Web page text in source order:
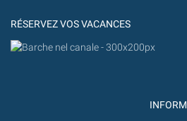
RÉSERVEZ VOS VACANCES